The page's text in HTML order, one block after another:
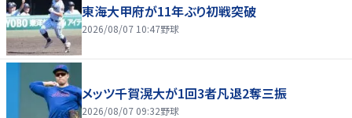
東海大甲府が11年ぶり初戦突破
2026/08/07 10:47野球
メッツ千賀滉大が1回3者凡退2奪三振
2026/08/07 09:32野球